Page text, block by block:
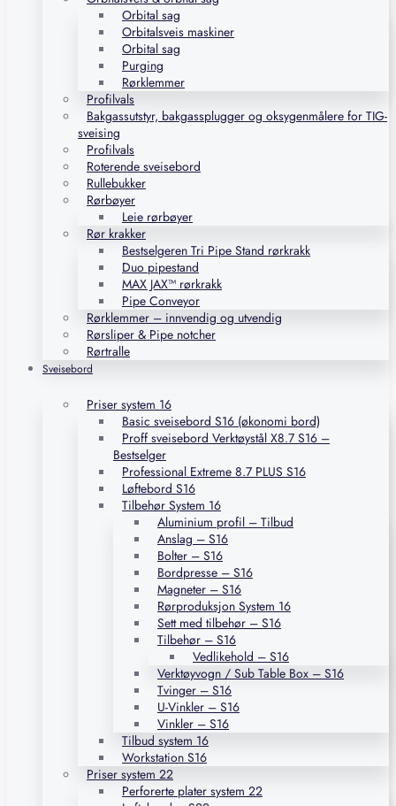
Orbital sag
Orbitalsveis maskiner
Orbital sag
Purging
Rørklemmer
Profilvals
Bakgassutstyr, bakgassplugger og oksygenmålere for TIG-
sveising
Profilvals
Roterende sveisebord
Rullebukker
Rørbøyer
Leie rørbøyer
Rør krakker
Bestselgeren Tri Pipe Stand rørkrakk
Duo pipestand
MAX JAX™ rørkrakk
Pipe Conveyor
Rørklemmer – innvendig og utvendig
Rørsliper & Pipe notcher
Rørtralle
Sveisebord
Priser system 16
Basic sveisebord S16 (økonomi bord)
Proff sveisebord Verktøystål X8.7 S16 –
Bestselger
Professional Extreme 8.7 PLUS S16
Løftebord S16
Tilbehør System 16
Aluminium profil – Tilbud
Anslag – S16
Bolter – S16
Bordpresse – S16
Magneter – S16
Rørproduksjon System 16
Sett med tilbehør – S16
Tilbehør – S16
Vedlikehold – S16
Verktøyvogn / Sub Table Box – S16
Tvinger – S16
U-Vinkler – S16
Vinkler – S16
Tilbud system 16
Workstation S16
Priser system 22
Perforerte plater system 22